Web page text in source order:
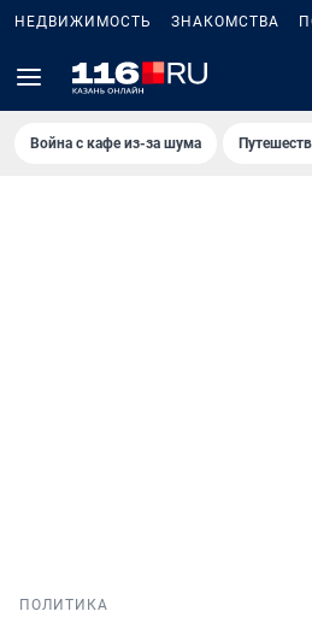
НЕДВИЖИМОСТЬ ЗНАКОМСТВА
Война с кафе из-за шума
ПОЛИТИКА